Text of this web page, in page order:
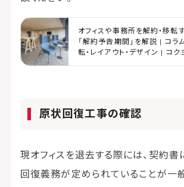
オフィスや事務所を解約・移転
「解約予告期間」を解説 | コラ
転・レイアウト・デザイン | コク
原状回復工事の確認
現オフィスを退去する際には、契約
回復義務が定められていることが一